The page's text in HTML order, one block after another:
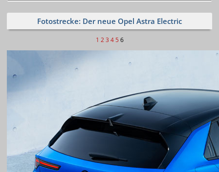
Fotostrecke: Der neue Opel Astra Electric
1 2 3 4 5 6